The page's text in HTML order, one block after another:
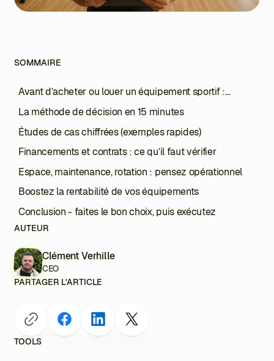
SOMMAIRE
Avant d’acheter ou louer un équipement sportif :
clarifiez votre modèle
La méthode de décision en 15 minutes
Études de cas chiffrées (exemples rapides)
Financements et contrats : ce qu’il faut vérifier
Espace, maintenance, rotation : pensez opérationnel
Boostez la rentabilité de vos équipements
Conclusion - faites le bon choix, puis exécutez
AUTEUR
Clément Verhille
CEO
PARTAGER L'ARTICLE
TOOLS